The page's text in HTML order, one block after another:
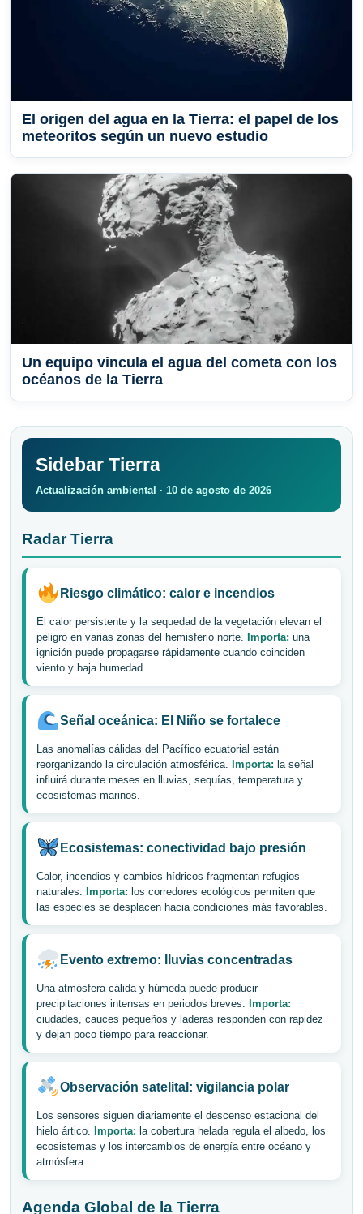
El origen del agua en la Tierra: el papel de los
meteoritos según un nuevo estudio
Un equipo vincula el agua del cometa con los
océanos de la Tierra
Sidebar Tierra
Actualización ambiental · 10 de agosto de 2026
Radar Tierra
Riesgo climático: calor e incendios
El calor persistente y la sequedad de la vegetación elevan el
peligro en varias zonas del hemisferio norte. Importa: una
ignición puede propagarse rápidamente cuando coinciden
viento y baja humedad.
Señal oceánica: El Niño se fortalece
Las anomalías cálidas del Pacífico ecuatorial están
reorganizando la circulación atmosférica. Importa: la señal
influirá durante meses en lluvias, sequías, temperatura y
ecosistemas marinos.
Ecosistemas: conectividad bajo presión
Calor, incendios y cambios hídricos fragmentan refugios
naturales. Importa: los corredores ecológicos permiten que
las especies se desplacen hacia condiciones más favorables.
Evento extremo: lluvias concentradas
Una atmósfera cálida y húmeda puede producir
precipitaciones intensas en periodos breves. Importa:
ciudades, cauces pequeños y laderas responden con rapidez
y dejan poco tiempo para reaccionar.
Observación satelital: vigilancia polar
Los sensores siguen diariamente el descenso estacional del
hielo ártico. Importa: la cobertura helada regula el albedo, los
ecosistemas y los intercambios de energía entre océano y
atmósfera.
Agenda Global de la Tierra